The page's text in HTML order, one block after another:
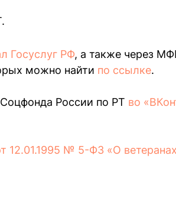
Госуслуг РФ, а также через
можно найти по ссылке.
России по РТ во
12.01.1995 № 5-ФЗ «О